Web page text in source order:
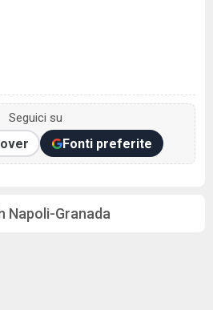
Seguici su
Fonti preferite
Napoli-Granada